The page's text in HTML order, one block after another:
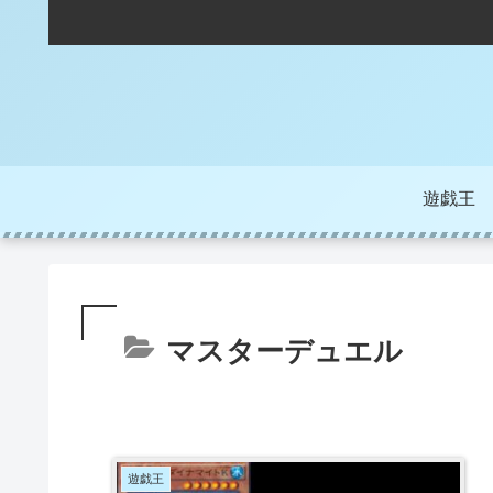
遊戯王
マスターデュエル
遊戯王